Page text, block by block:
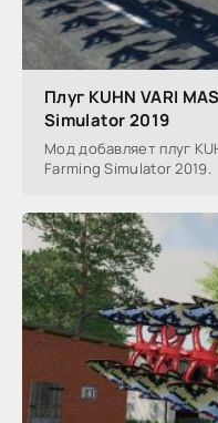
Плуг KUHN VARI
Simulator 2019
Мод добавляет плуг
Farming Simulator 2019.